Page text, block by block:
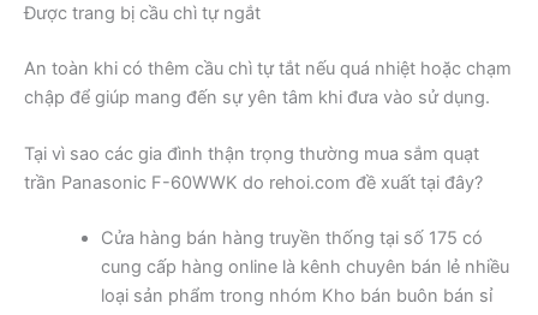
Được trang bị cầu chì tự ngắt
An toàn khi có thêm cầu chì tự tắt nếu quá nhiệt hoặc chạm
chập để giúp mang đến sự yên tâm khi đưa vào sử dụng.
Tại vì sao các gia đình thận trọng thường mua sắm quạt
trần Panasonic F-60WWK do rehoi.com đề xuất tại đây?
Cửa hàng bán hàng truyền thống tại số 175 có
cung cấp hàng online là kênh chuyên bán lẻ nhiều
loại sản phẩm trong nhóm Kho bán buôn bán sỉ